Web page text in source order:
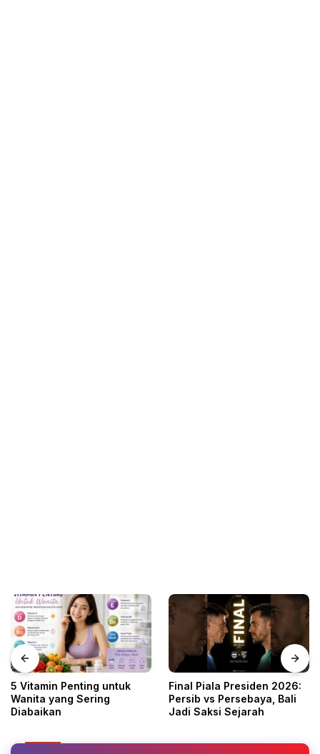
5 Vitamin Penting untuk
Wanita yang Sering
Diabaikan
Final Piala Presiden 2026:
Persib vs Persebaya, Bali
Jadi Saksi Sejarah